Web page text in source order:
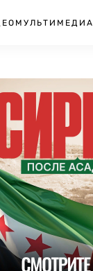
МУЛЬТИМЕДИА